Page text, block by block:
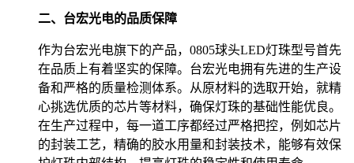
二、台宏光电的品质保障
作为台宏光电旗下的产品，0805球头LED灯珠型号首先
在品质上有着坚实的保障。台宏光电拥有先进的生产设
备和严格的质量检测体系。从原材料的选取开始，就精
心挑选优质的芯片等材料，确保灯珠的基础性能优良。
在生产过程中，每一道工序都经过严格把控，例如芯片
的封装工艺，精确的胶水用量和封装技术，能够有效保